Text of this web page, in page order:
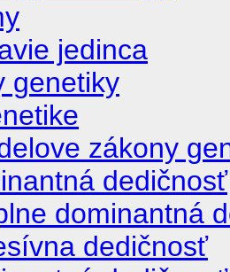
jedinca
genetiky
zákony
dedičnosť
dominantná
dedičnosť